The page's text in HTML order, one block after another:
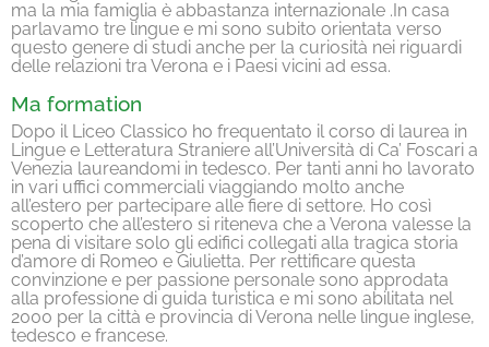
ma la mia famiglia è abbastanza internazionale .In casa
parlavamo tre lingue e mi sono subito orientata verso
questo genere di studi anche per la curiosità nei riguardi
delle relazioni tra Verona e i Paesi vicini ad essa.
Ma formation
Dopo il Liceo Classico ho frequentato il corso di laurea in
Lingue e Letteratura Straniere all’Università di Ca’ Foscari a
Venezia laureandomi in tedesco. Per tanti anni ho lavorato
in vari uffici commerciali viaggiando molto anche
all’estero per partecipare alle fiere di settore. Ho così
scoperto che all’estero si riteneva che a Verona valesse la
pena di visitare solo gli edifici collegati alla tragica storia
d’amore di Romeo e Giulietta. Per rettificare questa
convinzione e per passione personale sono approdata
alla professione di guida turistica e mi sono abilitata nel
2000 per la città e provincia di Verona nelle lingue inglese,
tedesco e francese.